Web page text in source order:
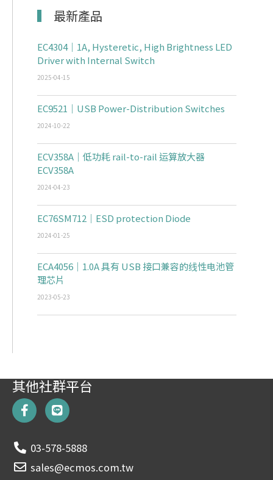
最新產品
EC4304｜1A, Hysteretic, High Brightness LED
Driver with Internal Switch
2025-04-15
EC9521｜USB Power-Distribution Switches
2024-10-22
ECV358A｜低功耗 rail-to-rail 运算放大器
ECV358A
2024-04-23
EC76SM712｜ESD protection Diode
2024-01-25
ECA4056｜1.0A 具有 USB 接口兼容的线性电池管
理芯片
2023-05-23
其他社群平台
F
a
c
b
o
L
i
n
e
03-578-5888
sales@ecmos.com.tw